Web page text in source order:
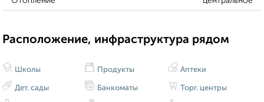
Расположение, инфраструктура рядом
Школы
Дет. сады
Продукты
Банкоматы
Аптеки
Торг. центры